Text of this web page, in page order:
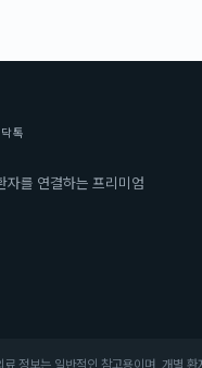
톡
자를 연결하는 프리미엄
료 정보는 일반적인 참고용이며, 개별